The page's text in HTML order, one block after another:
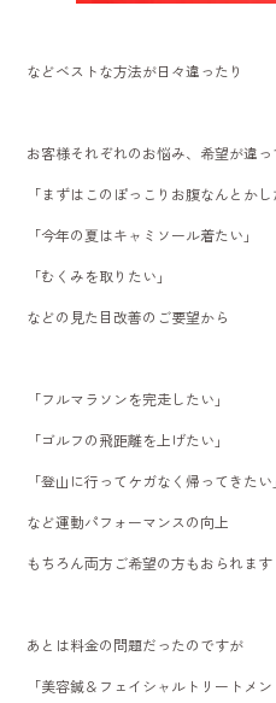
などベストな方法が日々違ったり
お客様それぞれのお悩み、希望が違
「まずはこのぽっこりお腹なんとかし
「今年の夏はキャミソール着たい」
「むくみを取りたい」
などの見た目改善のご要望から
「フルマラソンを完走したい」
「ゴルフの飛距離を上げたい」
「登山に行ってケガなく帰ってきたい」
など運動パフォーマンスの向上
もちろん両方ご希望の方もおられます
あとは料金の問題だったのですが
「美容鍼＆フェイシャルトリートメン